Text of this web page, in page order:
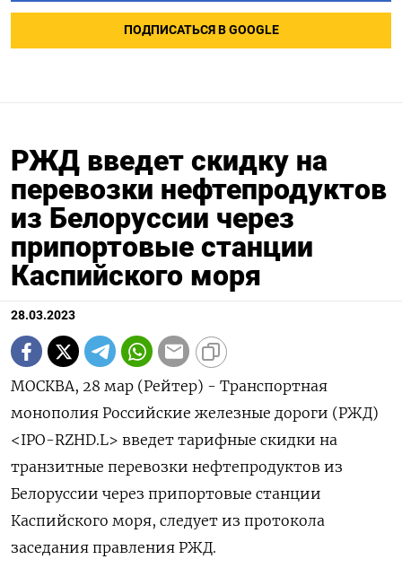
ПОДПИСАТЬСЯ В GOOGLE
РЖД введет скидку на
перевозки нефтепродуктов
из Белоруссии через
припортовые станции
Каспийского моря
28.03.2023
МОСКВА, 28 мар (Рейтер) - Транспортная
монополия Российские железные дороги (РЖД)
<IPO-RZHD.L> введет тарифные скидки на
транзитные перевозки нефтепродуктов из
Белоруссии через припортовые станции
Каспийского моря, следует из протокола
заседания правления РЖД.